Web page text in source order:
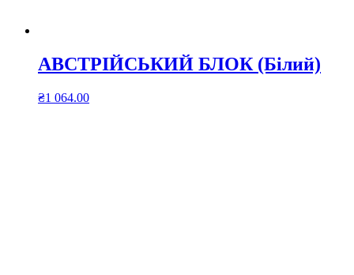
АВСТРІЙСЬКИЙ БЛОК (Білий)
₴1 064.00